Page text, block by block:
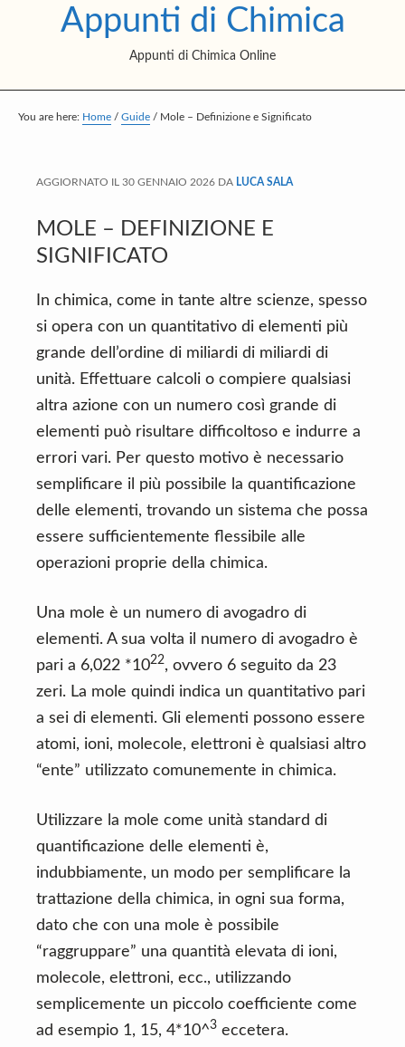
p
t
i
n
o
n
t
e
n
t
p
t
i
m
r
y
s
i
d
e
b
a
r
p
t
o
t
r
Appunti di Chimica
Appunti di Chimica Online
You are here: Home / Guide / Mole – Definizione e Significato
AGGIORNATO IL 30 GENNAIO 2026 DA LUCA SALA
MOLE – DEFINIZIONE E
SIGNIFICATO
In chimica, come in tante altre scienze, spesso
si opera con un quantitativo di elementi più
grande dell’ordine di miliardi di miliardi di
unità. Effettuare calcoli o compiere qualsiasi
altra azione con un numero così grande di
elementi può risultare difficoltoso e indurre a
errori vari. Per questo motivo è necessario
semplificare il più possibile la quantificazione
delle elementi, trovando un sistema che possa
essere sufficientemente flessibile alle
operazioni proprie della chimica.
Una mole è un numero di avogadro di
elementi. A sua volta il numero di avogadro è
pari a 6,022 *1022, ovvero 6 seguito da 23
zeri. La mole quindi indica un quantitativo pari
a sei di elementi. Gli elementi possono essere
atomi, ioni, molecole, elettroni è qualsiasi altro
“ente” utilizzato comunemente in chimica.
Utilizzare la mole come unità standard di
quantificazione delle elementi è,
indubbiamente, un modo per semplificare la
trattazione della chimica, in ogni sua forma,
dato che con una mole è possibile
“raggruppare” una quantità elevata di ioni,
molecole, elettroni, ecc., utilizzando
semplicemente un piccolo coefficiente come
ad esempio 1, 15, 4*10^3 eccetera.